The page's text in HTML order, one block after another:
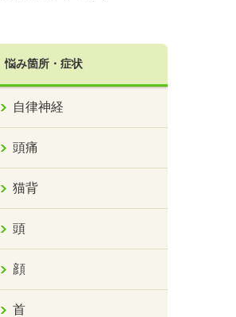
悩み箇所・症状
自律神経
頭痛
猫背
頭
顔
首